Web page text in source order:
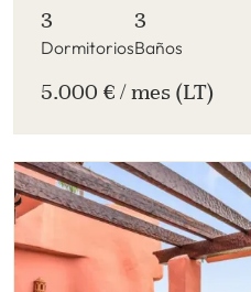
3
Dormitorios
3
Baños
5.000 € / mes (LT)